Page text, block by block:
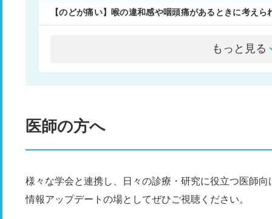
【のどが痛い】喉の違和感や咽頭痛があるときに考えら
もっと見る
医師の方へ
様々な学会と連携し、日々の診療・研究に役立つ医師
情報アップデートの場としてぜひご視聴ください。